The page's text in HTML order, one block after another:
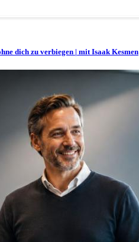
dich zu verbiegen | mit Isaak Kesmen